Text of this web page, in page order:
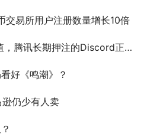
交易所用户注册数量增长10倍
讯长期押注的Discord正秘密IPO
好《鸣潮》？
仍少有人卖